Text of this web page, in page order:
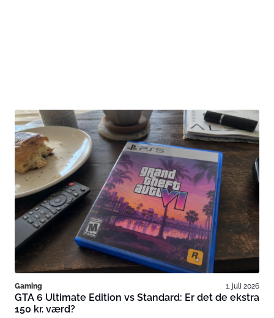
Gaming 1. juli 2026
GTA 6 Ultimate Edition vs Standard: Er det de ekstra
150 kr. værd?